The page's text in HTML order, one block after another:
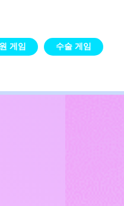
게임 수술 게임